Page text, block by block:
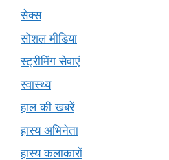
सेक्स
सोशल मीडिया
स्ट्रीमिंग सेवाएं
स्वास्थ्य
हाल की खबरें
हास्य अभिनेता
हास्य कलाकारों